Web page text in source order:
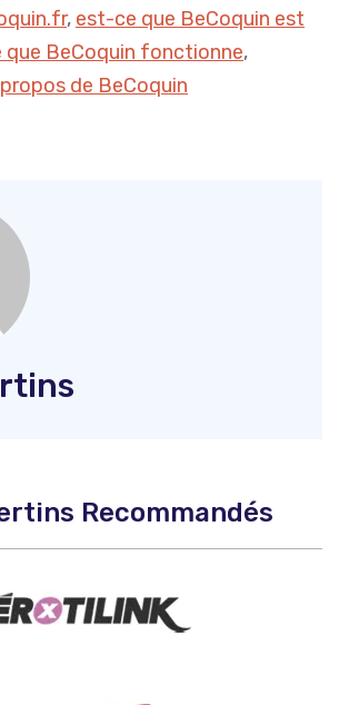
, est-ce que BeCoquin est
que BeCoquin fonctionne,
de BeCoquin
Recommandés